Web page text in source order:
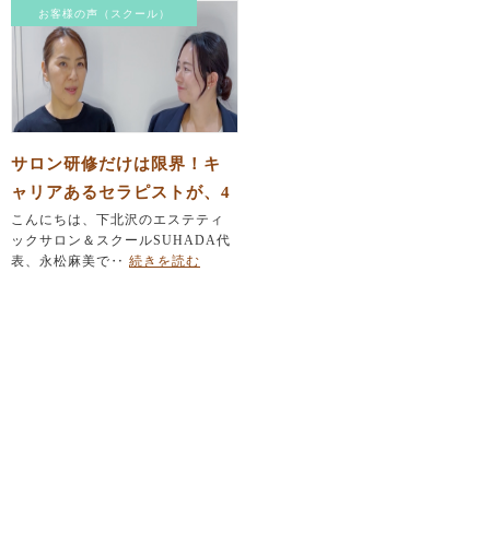
お客様の声（スクール）
サロン研修だけは限界！キ
ャリアあるセラピストが、4
7歳で本気の学び直しを決意
した理由
こんにちは、下北沢のエステティ
ックサロン＆スクールSUHADA代
表、永松麻美で‥ 続きを読む